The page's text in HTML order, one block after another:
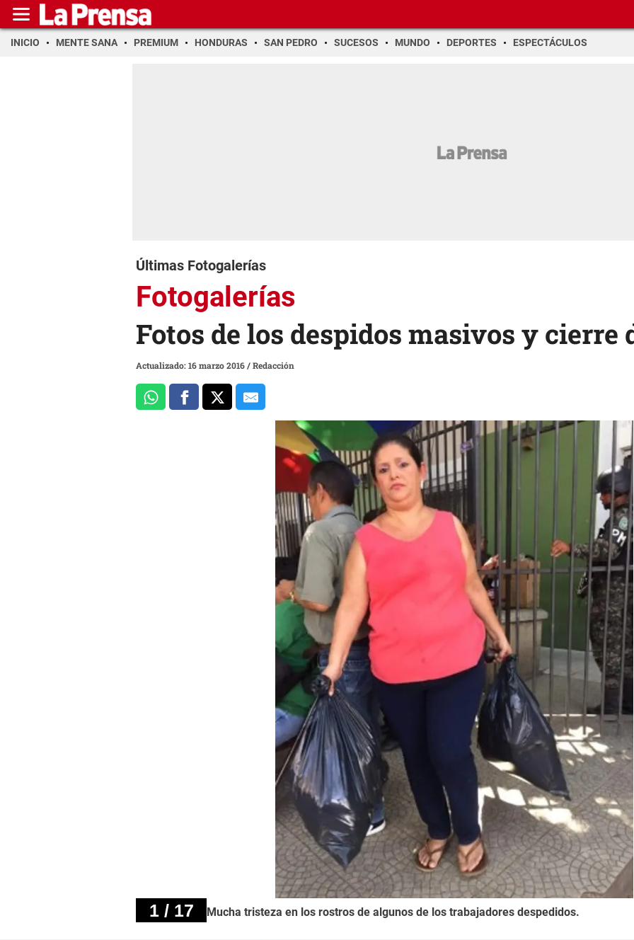
INICIO MENTE SANA PREMIUM HONDURAS SAN PEDRO SUCESOS MUNDO DEPORTES ESPECTÁCULOS
Últimas Fotogalerías
Fotogalerías
Fotos de los despidos masivos y cierre
Actualizado: 16 marzo 2016/Redacción
1 / 17 Mucha tristeza en los rostros de algunos de los trabajadores despedidos.